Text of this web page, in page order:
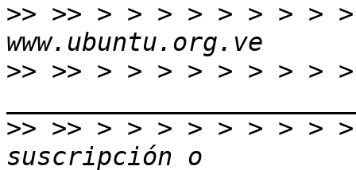
>> >> > > > > > > > >
>> >> > > > > > > > > >
>> >> > > > > > > > >